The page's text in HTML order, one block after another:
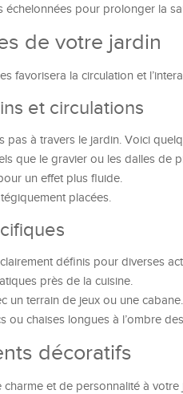
pour prolonger la
de votre jardin
favorisera la circulation et
et circulations
pas à travers le jardin. Voici
que le gravier ou les dalles de
un effet plus fluide.
placées.
définis pour diverses
près de la cuisine.
un terrain de jeux ou une cabane.
ou chaises longues à l’ombre
décoratifs
et de personnalité à votre